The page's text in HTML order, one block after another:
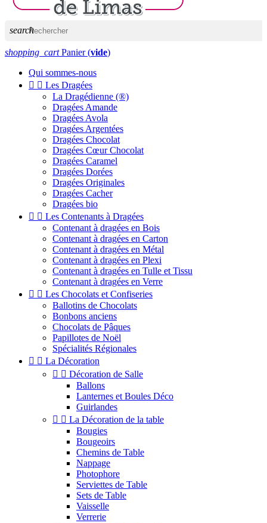
search
shopping_cart Panier (vide)
Qui sommes-nous
  Les Dragées
La Dragédienne (®)
Dragées Amande
Dragées Avola
Dragées Argentées
Dragées Chocolat
Dragées Cœur Chocolat
Dragées Caramel
Dragées Dorées
Dragées Originales
Dragées Cacher
Dragées bio
  Les Contenants à Dragées
Contenant à dragées en Bois
Contenant à dragées en Carton
Contenant à dragées en Métal
Contenant à dragées en Plexi
Contenant à dragées en Tulle et Tissu
Contenant à dragées en Verre
  Les Chocolats et Confiseries
Ballotins de Chocolats
Bonbons anciens
Chocolats de Pâques
Papillotes de Noël
Spécialités Régionales
  La Décoration
  Décoration de Salle
Ballons
Lanternes et Boules Déco
Guirlandes
  La Décoration de la table
Bougies
Bougeoirs
Chemins de Table
Nappage
Photophore
Serviettes de Table
Sets de Table
Vaisselle
Verrerie